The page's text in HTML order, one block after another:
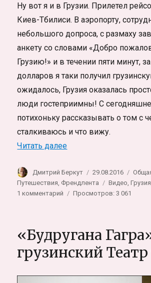
Ну вот я и в Грузии. Прилетел
Киев-Тбилиси. В аэропорту,
небольшого допроса, с размаху
анкету со словами «Добро
Грузию!» и в течении пяти минут,
долларов я таки получил
ожидалось, Грузия оказалась
люди гостеприимны! С
потихоньку рассказывать о том с
сталкиваюсь и что вижу.
Читать далее«Знакомство с
Автор
Дмитрий Беркут Опубликовано
29.08.2016
Путешествия, Френдлента Метки
Видео,Грузия
1 комментарий
Тбилиси
Просмотров: 3 061
«Будругана
грузинский